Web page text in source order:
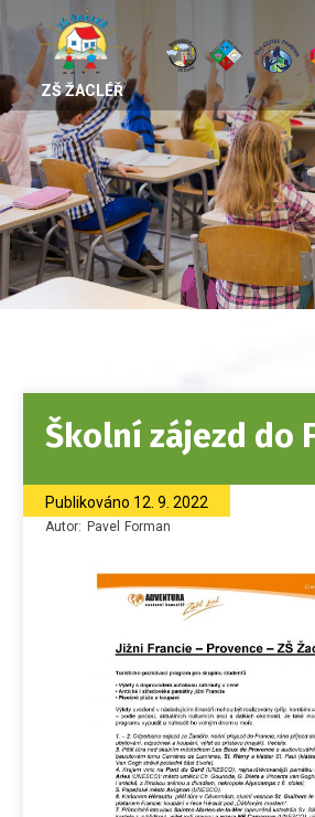
ZŠ ŽACLÉŘ
Školní zájezd do
Publikováno 12. 9. 2022
Autor: Pavel Forman